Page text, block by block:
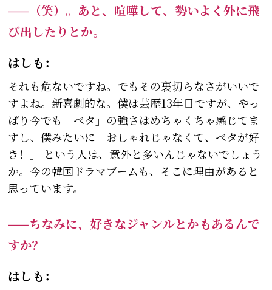
——（笑）。あと、喧嘩して、勢いよく外に飛
び出したりとか。
はしも：
それも危ないですね。でもその裏切らなさがいいで
すよね。新喜劇的な。僕は芸歴13年目ですが、やっ
ぱり今でも「ベタ」の強さはめちゃくちゃ感じてま
すし、僕みたいに「おしゃれじゃなくて、ベタが好
き！」 という人は、意外と多いんじゃないでしょう
か。今の韓国ドラマブームも、そこに理由があると
思っています。
——ちなみに、好きなジャンルとかもあるんで
すか？
はしも：